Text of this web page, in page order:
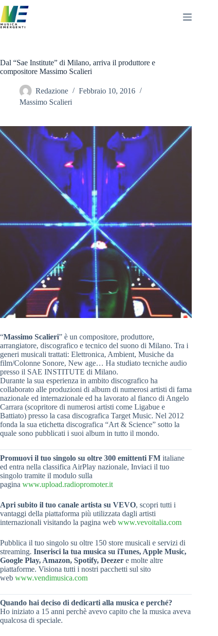
al
contenuto
Dal “Sae Institute” di Milano, arriva il produttore e
compositore Massimo Scalieri
Redazione
Febbraio 10, 2016
Massimo Scalieri
“Massimo Scalieri” è un compositore, produttore,
arrangiatore, discografico e tecnico del suono di Milano. Tra i
generi musicali trattati: Elettronica, Ambient, Musiche da
film/Colonne Sonore, New age… Ha studiato tecniche audio
presso il SAE INSTITUTE di Milano.
Durante la sua esperienza in ambito discografico ha
collaborato alle produzioni di album di numerosi artisti di fama
nazionale ed internazionale ed ha lavorato al fianco di Angelo
Carrara (scopritore di numerosi artisti come Ligabue e
Battiato) presso la casa discografica Target Music. Nel 2012
fonda la sua etichetta discografica “Art & Science” sotto la
quale sono pubblicati i suoi album in tutto il mondo.
Promuovi il tuo singolo su oltre 300 emittenti FM italiane
ed entra nella classifica AirPlay nazionale, Inviaci il tuo
singolo tramite il modulo sulla
pagina www.upload.radiopromoter.it
Apri subito il tuo canale artista su VEVO, scopri tutti i
vantaggi della piattaforma più utilizzata dagli artisti
internazionali visitando la pagina web www.vevoitalia.com
Pubblica il tuo singolo su oltre 150 store musicali e servizi di
streaming. Inserisci la tua musica su iTunes, Apple Music,
Google Play, Amazon, Spotify, Deezer e molte altre
piattaforme. Visiona tutti i nostri pacchetti sul sito
web www.vendimusica.com
Quando hai deciso di dedicarti alla musica e perché?
Ho iniziato a 15 anni perchè avevo capito che la musica aveva
qualcosa di speciale.